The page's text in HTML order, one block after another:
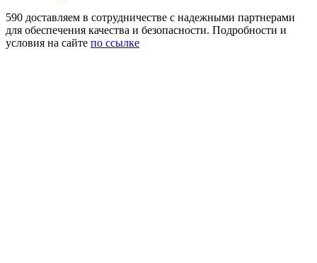
590 доставляем в сотрудничестве с надежными партнерами
для обеспечения качества и безопасности. Подробности и
условия на сайте по ссылке